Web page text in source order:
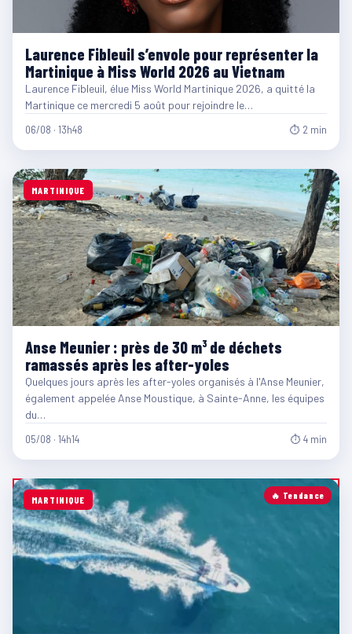
Laurence Fibleuil s’envole pour représenter la
Martinique à Miss World 2026 au Vietnam
Laurence Fibleuil, élue Miss World Martinique 2026, a quitté la
Martinique ce mercredi 5 août pour rejoindre le…
06/08 · 13h48 ⏱ 2 min
MARTINIQUE
Anse Meunier : près de 30 m³ de déchets
ramassés après les after-yoles
Quelques jours après les after-yoles organisés à l'Anse Meunier,
également appelée Anse Moustique, à Sainte-Anne, les équipes
du…
05/08 · 14h14 ⏱ 4 min
🔥 Tendance
MARTINIQUE